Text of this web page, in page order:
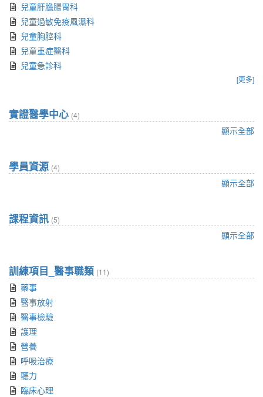
兒童肝膽腸胃科
兒童過敏免疫風濕科
兒童胸腔科
兒童重症醫科
兒童急診科
[更多]
實證醫學中心 (4)
顯示全部
學員資源 (4)
顯示全部
課程資訊 (5)
顯示全部
訓練項目_醫事職類 (11)
藥事
醫事放射
醫事檢驗
護理
營養
呼吸治療
聽力
臨床心理